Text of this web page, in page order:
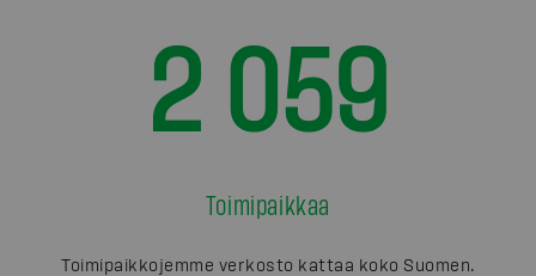
2 059
Toimipaikkaa
Toimipaikkojemme verkosto kattaa koko Suomen.